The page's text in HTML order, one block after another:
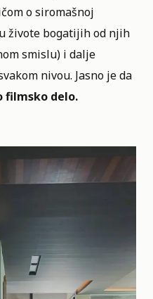
o siromašnoj
živote bogatijih od njih
smislu) i dalje
nivou. Jasno je da
filmsko delo.